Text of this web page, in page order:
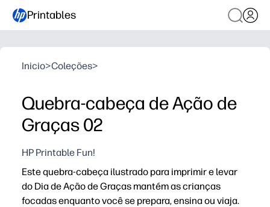
Printables
Inicio>Coleções>
Quebra-cabeça de Ação de
Graças 02
HP Printable Fun!
Este quebra-cabeça ilustrado para imprimir e levar
do Dia de Ação de Graças mantém as crianças
focadas enquanto você se prepara, ensina ou viaja.